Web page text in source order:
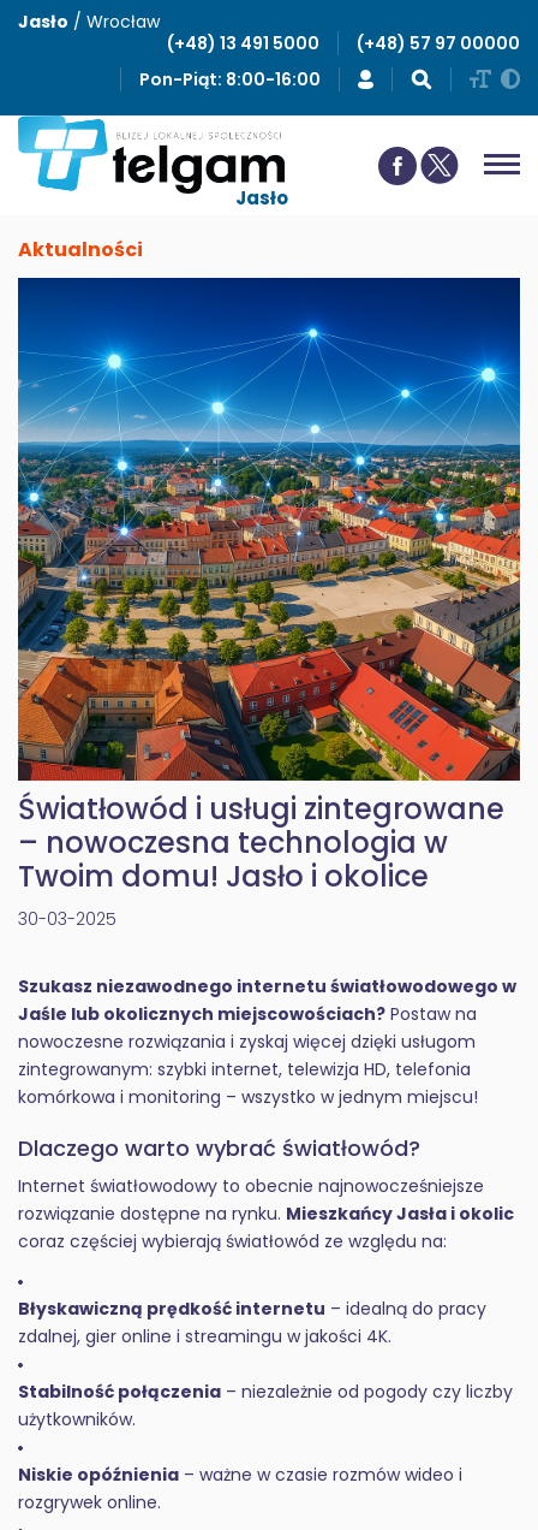
Jasło / Wrocław
(+48) 13 491 5000
(+48) 57 97 00000
Pon-Piąt: 8:00-16:00
Jasło
Aktualności
Światłowód i usługi zintegrowane
– nowoczesna technologia w
Twoim domu! Jasło i okolice
30-03-2025
Szukasz niezawodnego internetu światłowodowego w
Jaśle lub okolicznych miejscowościach? Postaw na
nowoczesne rozwiązania i zyskaj więcej dzięki usługom
zintegrowanym: szybki internet, telewizja HD, telefonia
komórkowa i monitoring – wszystko w jednym miejscu!
Dlaczego warto wybrać światłowód?
Internet światłowodowy to obecnie najnowocześniejsze
rozwiązanie dostępne na rynku. Mieszkańcy Jasła i okolic
coraz częściej wybierają światłowód ze względu na:
Błyskawiczną prędkość internetu – idealną do pracy
zdalnej, gier online i streamingu w jakości 4K.
Stabilność połączenia – niezależnie od pogody czy liczby
użytkowników.
Niskie opóźnienia – ważne w czasie rozmów wideo i
rozgrywek online.